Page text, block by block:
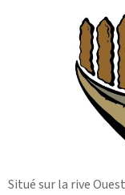
Situé sur la rive